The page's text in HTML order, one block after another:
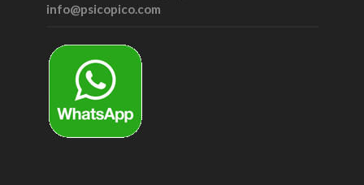
info@psicopico.com